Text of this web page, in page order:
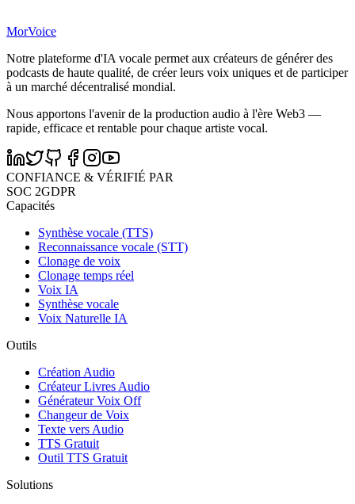
MorVoice
Notre plateforme d'IA vocale permet aux créateurs de générer des
podcasts de haute qualité, de créer leurs voix uniques et de participer
à un marché décentralisé mondial.
Nous apportons l'avenir de la production audio à l'ère Web3 —
rapide, efficace et rentable pour chaque artiste vocal.
CONFIANCE & VÉRIFIÉ PAR
SOC 2GDPR
Capacités
Synthèse vocale (TTS)
Reconnaissance vocale (STT)
Clonage de voix
Clonage temps réel
Voix IA
Synthèse vocale
Voix Naturelle IA
Outils
Création Audio
Créateur Livres Audio
Générateur Voix Off
Changeur de Voix
Texte vers Audio
TTS Gratuit
Outil TTS Gratuit
Solutions